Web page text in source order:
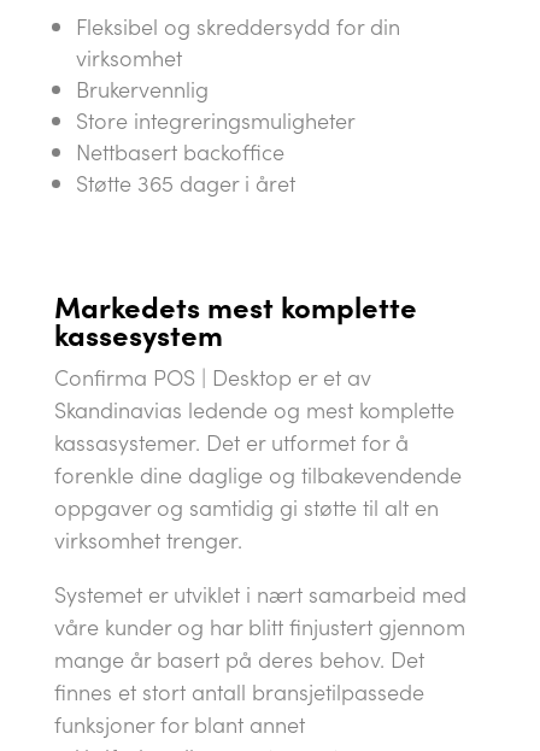
Fleksibel og skreddersydd for din
virksomhet
Brukervennlig
Store integreringsmuligheter
Nettbasert backoffice
Støtte 365 dager i året
Markedets mest komplette
kassesystem
Confirma POS | Desktop er et av
Skandinavias ledende og mest komplette
kassasystemer. Det er utformet for å
forenkle dine daglige og tilbakevendende
oppgaver og samtidig gi støtte til alt en
virksomhet trenger.
Systemet er utviklet i nært samarbeid med
våre kunder og har blitt finjustert gjennom
mange år basert på deres behov. Det
finnes et stort antall bransjetilpassede
funksjoner for blant annet